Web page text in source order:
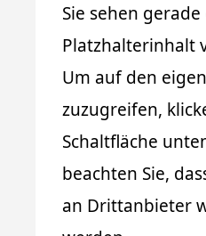
Sie sehen
Platzhalterinhalt
Um auf den
zuzugreifen,
Schaltfläche
beachten Sie,
an Drittanbieter